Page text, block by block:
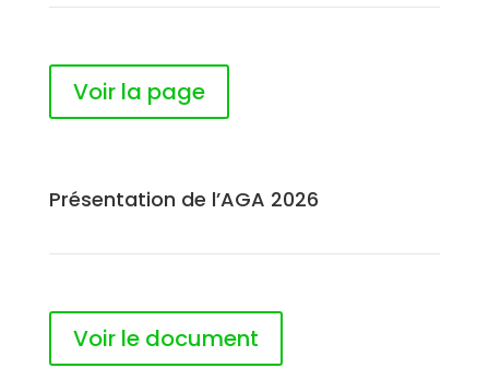
Voir la page
Présentation de l’AGA 2026
Voir le document